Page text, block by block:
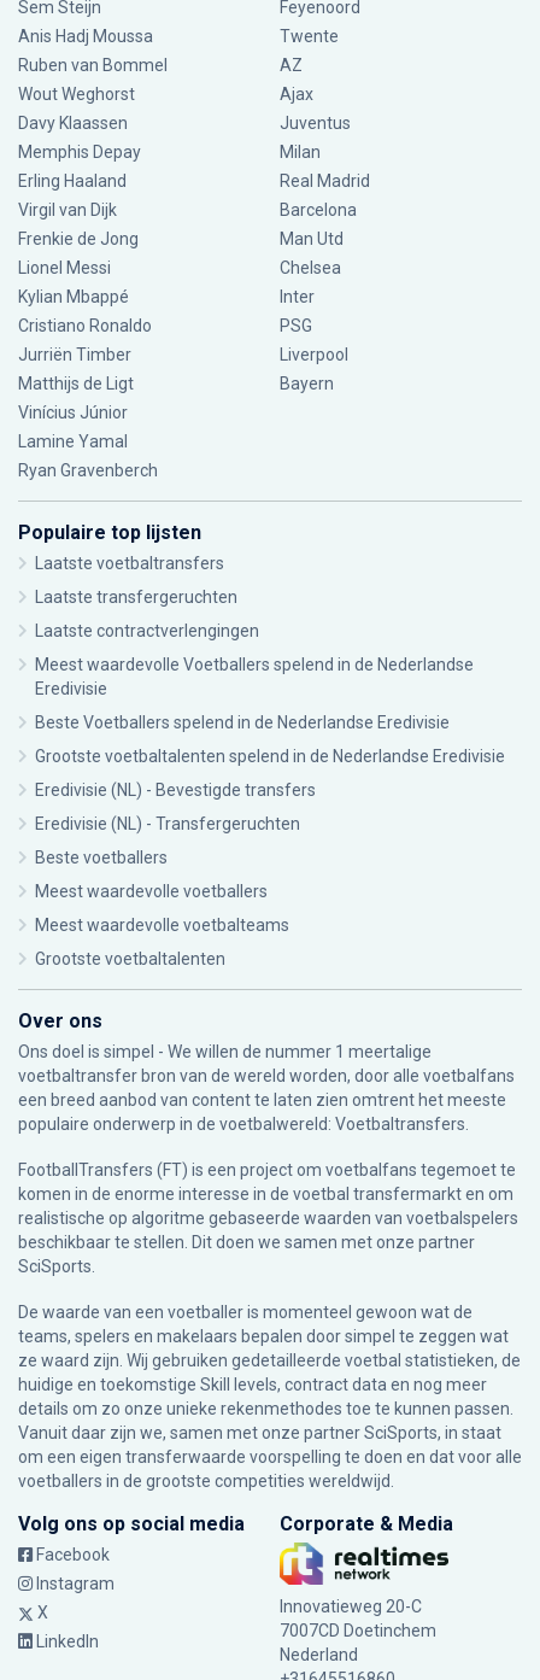
Sem Steijn
Anis Hadj Moussa
Ruben van Bommel
Wout Weghorst
Davy Klaassen
Memphis Depay
Erling Haaland
Virgil van Dijk
Frenkie de Jong
Lionel Messi
Kylian Mbappé
Cristiano Ronaldo
Jurriën Timber
Matthijs de Ligt
Vinícius Júnior
Lamine Yamal
Ryan Gravenberch
Feyenoord
Twente
AZ
Ajax
Juventus
Milan
Real Madrid
Barcelona
Man Utd
Chelsea
Inter
PSG
Liverpool
Bayern
Populaire top lijsten
Laatste voetbaltransfers
Laatste transfergeruchten
Laatste contractverlengingen
Meest waardevolle Voetballers spelend in de Nederlandse
Eredivisie
Beste Voetballers spelend in de Nederlandse Eredivisie
Grootste voetbaltalenten spelend in de Nederlandse Eredivisie
Eredivisie (NL) - Bevestigde transfers
Eredivisie (NL) - Transfergeruchten
Beste voetballers
Meest waardevolle voetballers
Meest waardevolle voetbalteams
Grootste voetbaltalenten
Over ons
Ons doel is simpel - We willen de nummer 1 meertalige
voetbaltransfer bron van de wereld worden, door alle voetbalfans
een breed aanbod van content te laten zien omtrent het meeste
populaire onderwerp in de voetbalwereld: Voetbaltransfers.
FootballTransfers (FT) is een project om voetbalfans tegemoet te
komen in de enorme interesse in de voetbal transfermarkt en om
realistische op algoritme gebaseerde waarden van voetbalspelers
beschikbaar te stellen. Dit doen we samen met onze partner
SciSports
De waarde van een voetballer is momenteel gewoon wat de
teams, spelers en makelaars bepalen door simpel te zeggen wat
ze waard zijn. Wij gebruiken gedetailleerde voetbal statistieken, de
huidige en toekomstige Skill levels, contract data en nog meer
details om zo onze unieke rekenmethodes toe te kunnen passen.
Vanuit daar zijn we, samen met onze partner SciSports, in staat
om een eigen transferwaarde voorspelling te doen en dat voor alle
voetballers in de grootste competities wereldwijd.
Volg ons op social media
Facebook
Instagram
X
LinkedIn
Corporate & Media
Innovatieweg 20-C
7007CD Doetinchem
Nederland